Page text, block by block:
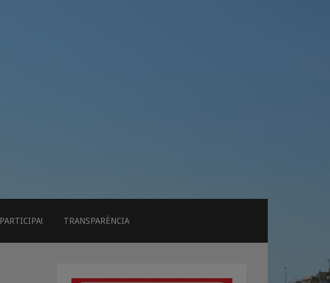
PARTICIPA! TRANSPARÈNCIA